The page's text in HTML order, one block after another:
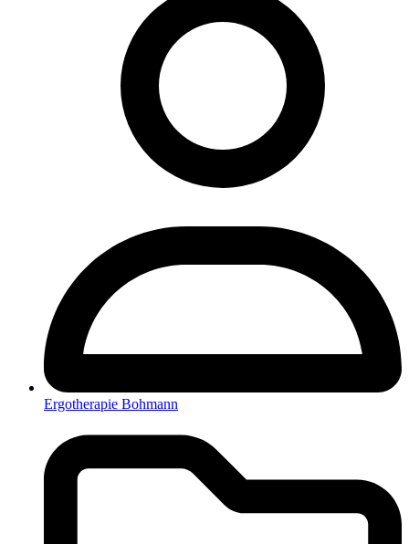
Ergotherapie Bohmann